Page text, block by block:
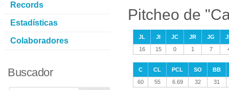
Pitcheo de
JL JI JC JR JG
16
15 0 1 7
C CL PCL SO
BB
60
55 6.69 32 31
Records
Estadísticas
Colaboradores
Buscador